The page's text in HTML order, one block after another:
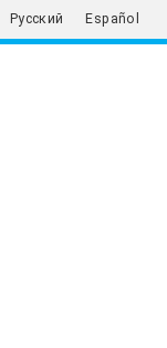
Русский Español